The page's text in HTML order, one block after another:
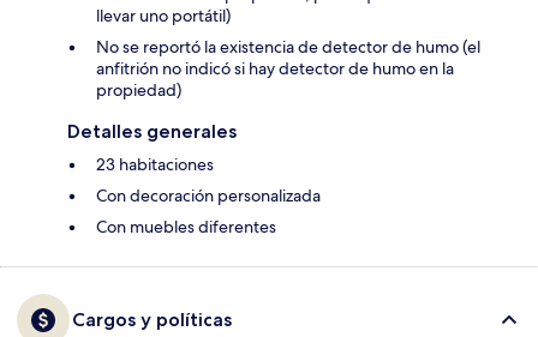
llevar uno portátil)
No se reportó la existencia de detector de humo (el
anfitrión no indicó si hay detector de humo en la
propiedad)
Detalles generales
23 habitaciones
Con decoración personalizada
Con muebles diferentes
Cargos y políticas